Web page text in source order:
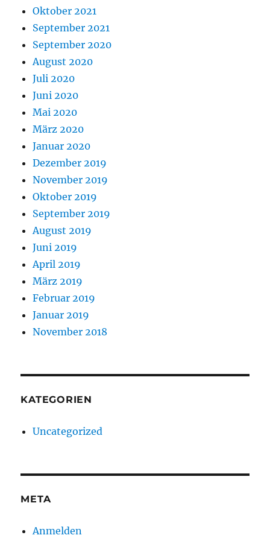
Oktober 2021
September 2021
September 2020
August 2020
Juli 2020
Juni 2020
Mai 2020
März 2020
Januar 2020
Dezember 2019
November 2019
Oktober 2019
September 2019
August 2019
Juni 2019
April 2019
März 2019
Februar 2019
Januar 2019
November 2018
KATEGORIEN
Uncategorized
META
Anmelden